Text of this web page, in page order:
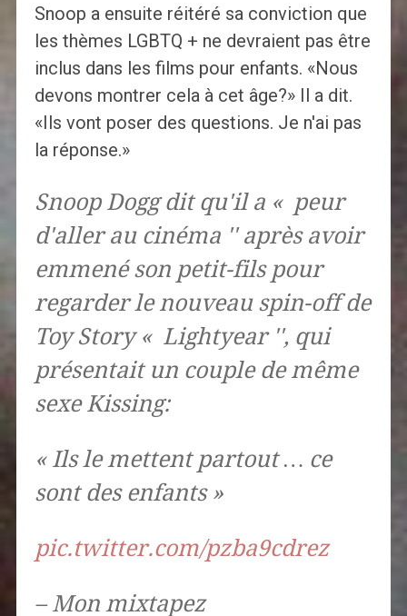
Snoop a ensuite réitéré sa conviction que
les thèmes LGBTQ + ne devraient pas être
inclus dans les films pour enfants. «Nous
devons montrer cela à cet âge?» Il a dit.
«Ils vont poser des questions. Je n'ai pas
la réponse.»
Snoop Dogg dit qu'il a « peur
d'aller au cinéma '' après avoir
emmené son petit-fils pour
regarder le nouveau spin-off de
Toy Story « Lightyear '', qui
présentait un couple de même
sexe Kissing:
« Ils le mettent partout … ce
sont des enfants »
pic.twitter.com/pzba9cdrez
– Mon mixtapez